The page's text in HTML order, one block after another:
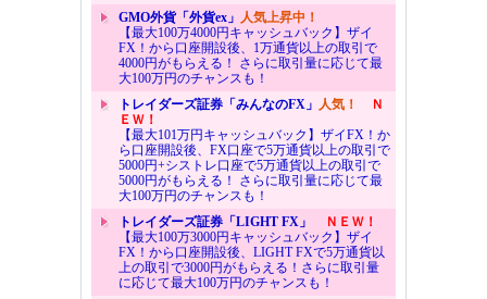
GMO外貨「外貨ex」 人気上昇中！
【最大100万4000円キャッシュバック】ザイ
FX！から口座開設後、1万通貨以上の取引で
4000円がもらえる！ さらに取引量に応じて最
大100万円のチャンスも！
トレイダーズ証券「みんなのFX」 人気！
Ｎ
ＥＷ！
【最大101万円キャッシュバック】ザイFX！か
ら口座開設後、FX口座で5万通貨以上の取引で
5000円+シストレ口座で5万通貨以上の取引で
5000円がもらえる！ さらに取引量に応じて最
大100万円のチャンスも！
トレイダーズ証券「LIGHT FX」
ＮＥＷ！
【最大100万3000円キャッシュバック】ザイ
FX！から口座開設後、LIGHT FXで5万通貨以
上の取引で3000円がもらえる！さらに取引量
に応じて最大100万円のチャンスも！